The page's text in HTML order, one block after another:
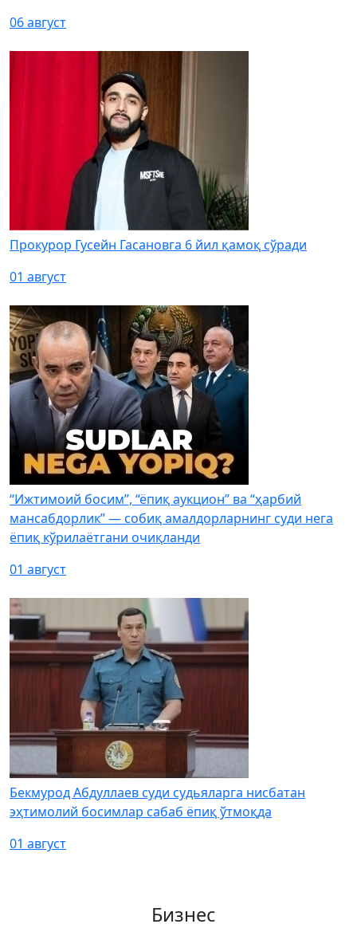
06 август
Прокурор Гусейн Гасановга 6 йил қамоқ сўради
01 август
“Ижтимоий босим”, “ёпиқ аукцион” ва “ҳарбий
мансабдорлик” — собиқ амалдорларнинг суди нега
ёпиқ кўрилаётгани очиқланди
01 август
Бекмурод Абдуллаев суди судьяларга нисбатан
эҳтимолий босимлар сабаб ёпиқ ўтмоқда
01 август
Бизнес